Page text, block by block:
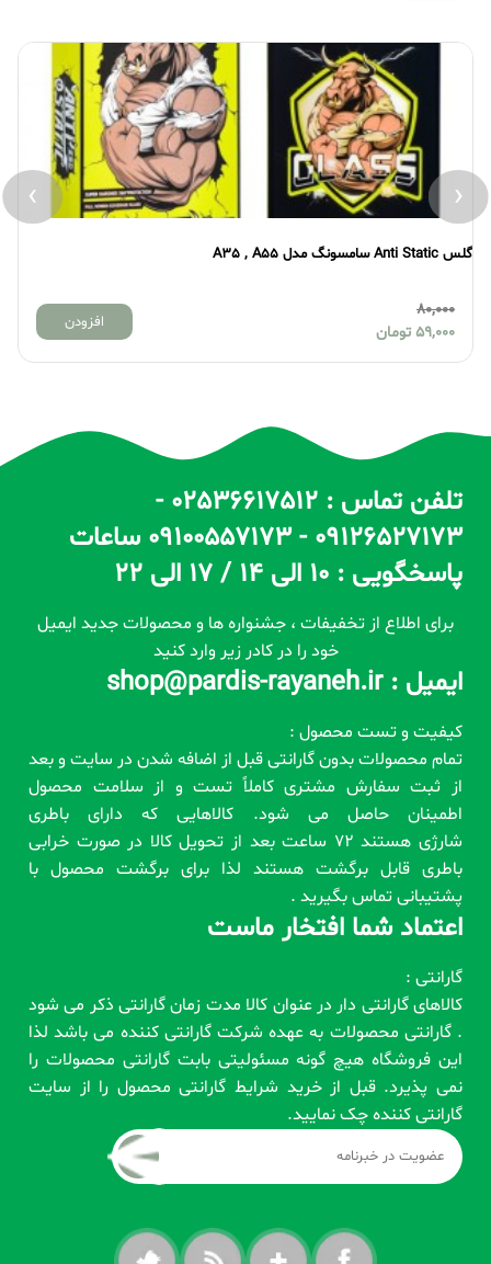
گلس Anti Static سامسونگ مدل A35 , A55
80,000
59,000 تومان
افزودن
‹
›
تلفن تماس : 02536617512 -
09126527173 - 09100557173 ساعات
پاسخگویی : 10 الی 14 / 17 الی 22
برای اطلاع از تخفیفات ، جشنواره ها و محصولات جدید ایمیل
خود را در کادر زیر وارد کنید
ایمیل : shop@pardis-rayaneh.ir
کیفیت و تست محصول :
تمام محصولات بدون گارانتی قبل از اضافه شدن در سایت و بعد
از ثبت سفارش مشتری کاملاً تست و از سلامت محصول
اطمینان حاصل می شود. کالاهایی که دارای باطری
شارژی هستند 72 ساعت بعد از تحویل کالا در صورت خرابی
باطری قابل برگشت هستند لذا برای برگشت محصول با
پشتیبانی تماس بگیرید .
اعتماد شما افتخار ماست
گارانتی :
کالاهای گارانتی دار در عنوان کالا مدت زمان گارانتی ذکر می شود
. گارانتی محصولات به عهده شرکت گارانتی کننده می باشد لذا
این فروشگاه هیچ گونه مسئولیتی بابت گارانتی محصولات را
نمی پذیرد. قبل از خرید شرایط گارانتی محصول را از سایت
گارانتی کننده چک نمایید.